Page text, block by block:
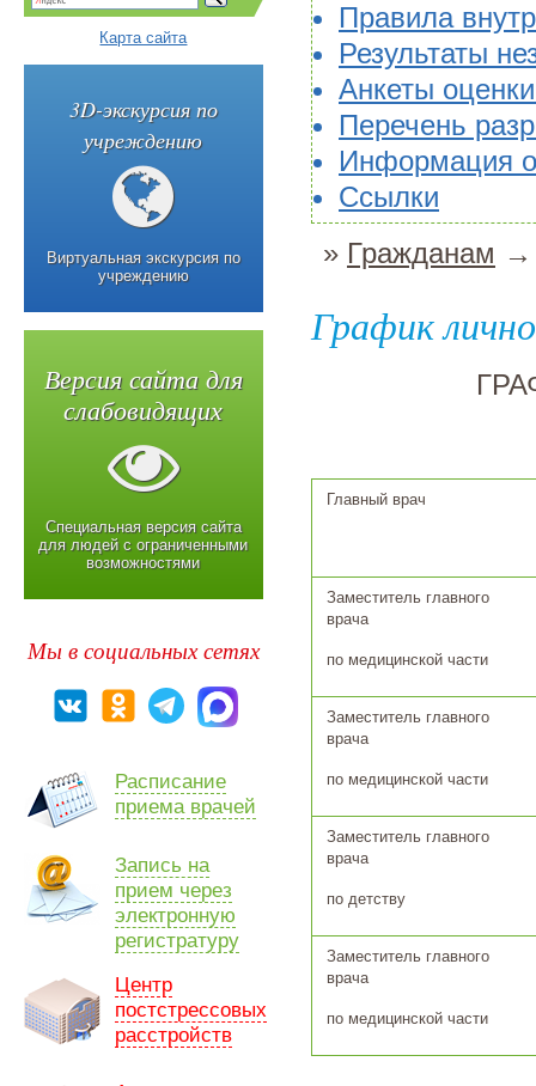
Правила
Результаты
Анкеты
Перечень
Информация
Ссылки
» Гражданам →
График
Главный врач
Заместитель главного
врача
по медицинской части
Заместитель главного
врача
по медицинской части
Заместитель главного
врача
по детству
Заместитель главного
врача
по медицинской части
Карта сайта
3D-экскурсия по
учреждению
Виртуальная экскурсия по
учреждению
Версия сайта для
слабовидящих
Специальная версия сайта
для людей с ограниченными
возможностями
Мы в социальных сетях
Расписание
приема врачей
Запись на
прием через
электронную
регистратуру
Центр
постстрессовых
расстройств